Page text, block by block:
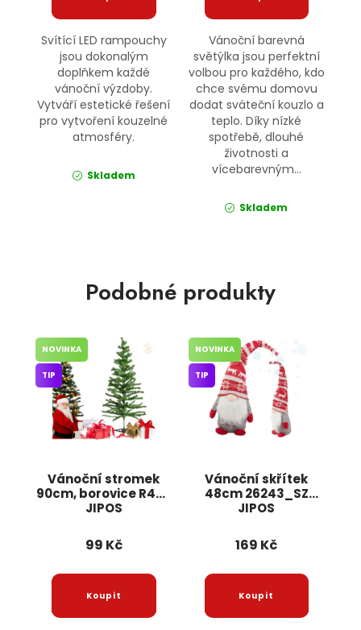
Svítící LED rampouchy
jsou dokonalým
doplňkem každé
vánoční výzdoby.
Vytváří estetické řešení
pro vytvoření kouzelné
atmosféry.
Skladem
Vánoční barevná
světýlka jsou perfektní
volbou pro každého, kdo
chce svému domovu
dodat sváteční kouzlo a
teplo. Díky nízké
spotřebě, dlouhé
životnosti a
vícebarevným...
Skladem
Podobné produkty
Vánoční stromek
90cm, borovice R487
JIPOS
NOVINKA
TIP
99 Kč
Vánoční skřítek
48cm 26243_SZ
JIPOS
NOVINKA
TIP
169 Kč